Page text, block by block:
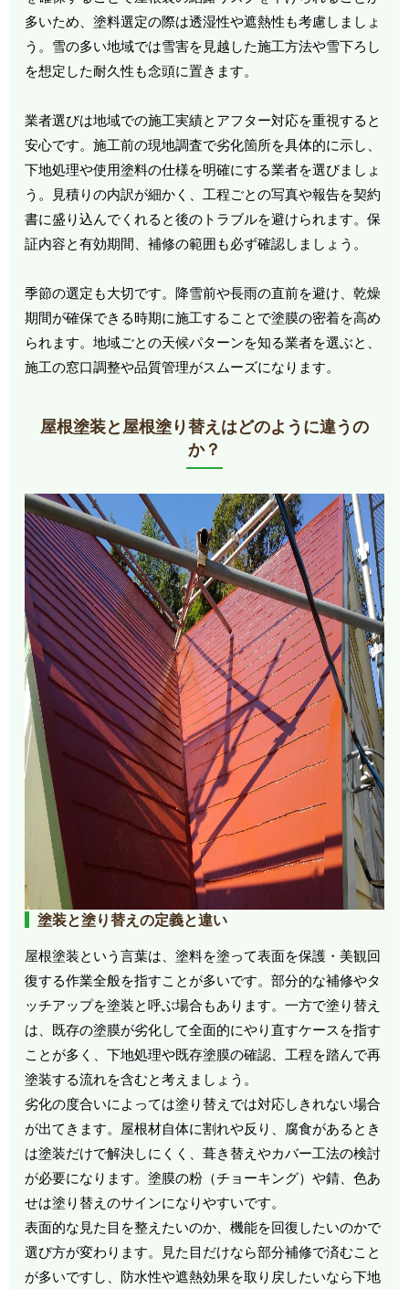
多いため、塗料選定の際は透湿性や遮熱性も考慮しましょ
う。雪の多い地域では雪害を見越した施工方法や雪下ろし
を想定した耐久性も念頭に置きます。
業者選びは地域での施工実績とアフター対応を重視すると
安心です。施工前の現地調査で劣化箇所を具体的に示し、
下地処理や使用塗料の仕様を明確にする業者を選びましょ
う。見積りの内訳が細かく、工程ごとの写真や報告を契約
書に盛り込んでくれると後のトラブルを避けられます。保
証内容と有効期間、補修の範囲も必ず確認しましょう。
季節の選定も大切です。降雪前や長雨の直前を避け、乾燥
期間が確保できる時期に施工することで塗膜の密着を高め
られます。地域ごとの天候パターンを知る業者を選ぶと、
施工の窓口調整や品質管理がスムーズになります。
屋根塗装と屋根塗り替えはどのように違うの
か？
塗装と塗り替えの定義と違い
屋根塗装という言葉は、塗料を塗って表面を保護・美観回
復する作業全般を指すことが多いです。部分的な補修やタ
ッチアップを塗装と呼ぶ場合もあります。一方で塗り替え
は、既存の塗膜が劣化して全面的にやり直すケースを指す
ことが多く、下地処理や既存塗膜の確認、工程を踏んで再
塗装する流れを含むと考えましょう。
劣化の度合いによっては塗り替えでは対応しきれない場合
が出てきます。屋根材自体に割れや反り、腐食があるとき
は塗装だけで解決しにくく、葺き替えやカバー工法の検討
が必要になります。塗膜の粉（チョーキング）や錆、色あ
せは塗り替えのサインになりやすいです。
表面的な見た目を整えたいのか、機能を回復したいのかで
選び方が変わります。見た目だけなら部分補修で済むこと
が多いですし、防水性や遮熱効果を取り戻したいなら下地